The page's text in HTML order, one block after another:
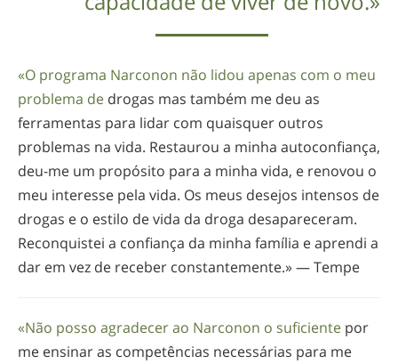
«O programa Narconon não lidou apenas com o meu
problema de drogas mas também me deu as
ferramentas para lidar com quaisquer outros
problemas na vida. Restaurou a minha autoconfiança,
deu-me um propósito para a minha vida, e renovou o
meu interesse pela vida. Os meus desejos intensos de
drogas e o estilo de vida da droga desapareceram.
Reconquistei a confiança da minha família e aprendi a
dar em vez de receber constantemente.» — Tempe
«Não posso agradecer ao Narconon o suficiente por
me ensinar as competências necessárias para me